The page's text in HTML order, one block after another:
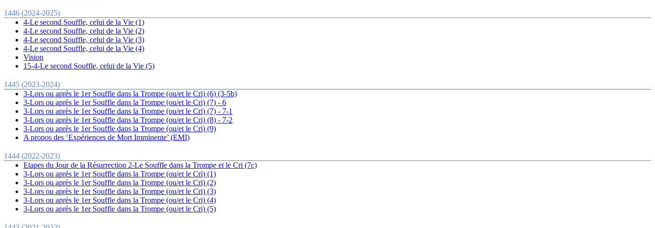
1446 (2024-2025)
4-Le second Souffle, celui de la Vie (1)
4-Le second Souffle, celui de la Vie (2)
4-Le second Souffle, celui de la Vie (3)
4-Le second Souffle, celui de la Vie (4)
Vision
15-4-Le second Souffle, celui de la Vie (5)
1445 (2023-2024)
3-Lors ou après le 1er Souffle dans la Trompe (ou/et le Cri) (6) (3-5b)
3-Lors ou après le 1er Souffle dans la Trompe (ou/et le Cri) (7) - 6
3-Lors ou après le 1er Souffle dans la Trompe (ou/et le Cri) (7) - 7-1
3-Lors ou après le 1er Souffle dans la Trompe (ou/et le Cri) (8) - 7-2
3-Lors ou après le 1er Souffle dans la Trompe (ou/et le Cri) (9)
A propos des ‘Expériences de Mort Imminente’ (EMI)
1444 (2022-2023)
Etapes du Jour de la Résurrection 2-Le Souffle dans la Trompe et le Cri (7c)
3-Lors ou après le 1er Souffle dans la Trompe (ou/et le Cri) (1)
3-Lors ou après le 1er Souffle dans la Trompe (ou/et le Cri) (2)
3-Lors ou après le 1er Souffle dans la Trompe (ou/et le Cri) (3)
3-Lors ou après le 1er Souffle dans la Trompe (ou/et le Cri) (4)
3-Lors ou après le 1er Souffle dans la Trompe (ou/et le Cri) (5)